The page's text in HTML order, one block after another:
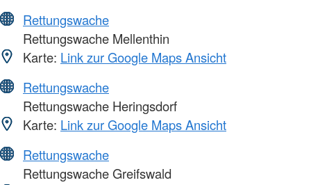
Rettungswache
Rettungswache Mellenthin
Karte: Link zur Google Maps Ansicht
Rettungswache
Rettungswache Heringsdorf
Karte: Link zur Google Maps Ansicht
Rettungswache
Rettungswache Greifswald